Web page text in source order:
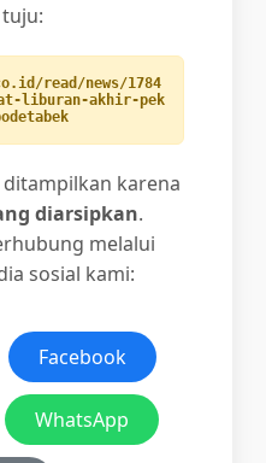
read/news/1784
liburan-akhir-pek
karena
diarsipkan.
melalui
sosial kami:
Facebook
WhatsApp